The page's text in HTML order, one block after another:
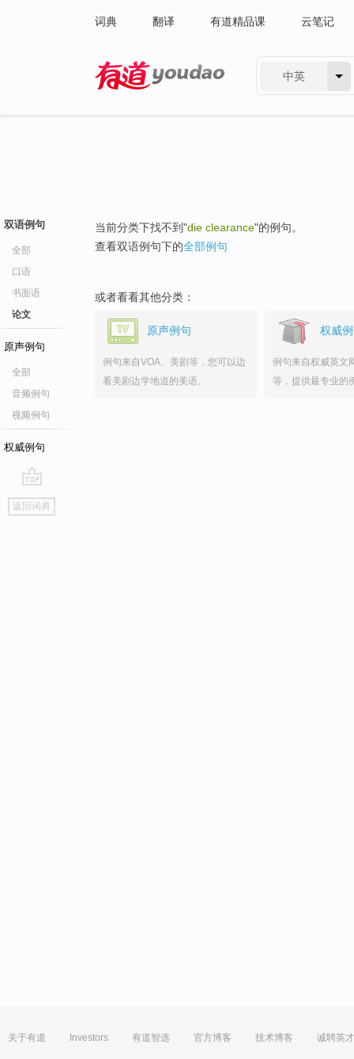
词典 翻译 有道精品课 云笔记
中英
双语例句
全部
口语
书面语
论文
原声例句
全部
音频例句
视频例句
权威例句
go
top
返回词典
当前分类下找不到"die clearance"的例句。
查看双语例句下的全部例句
或者看看其他分类：
原声例句
例句来自VOA、美剧等，您可以边
看美剧边学地道的美语。
权威
例句来自权威英文
等，提供最专业的
关于有道 Investors 有道智选 官方博客 技术博客 诚聘英才